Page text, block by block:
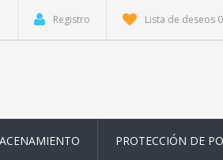
Registro Lista de deseos 0
PROTECCIÓN DE